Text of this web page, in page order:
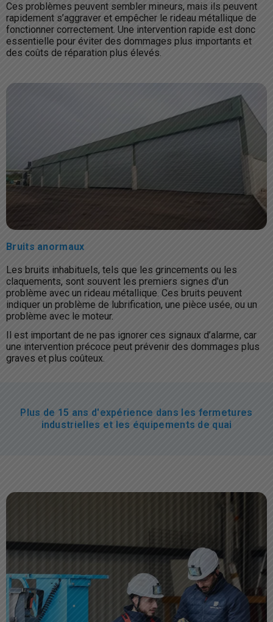
Ces problèmes peuvent sembler mineurs, mais ils peuvent
rapidement s’aggraver et empêcher le rideau métallique de
fonctionner correctement. Une intervention rapide est donc
essentielle pour éviter des dommages plus importants et
des coûts de réparation plus élevés.
Bruits anormaux
Les bruits inhabituels, tels que les grincements ou les
claquements, sont souvent les premiers signes d’un
problème avec un rideau métallique. Ces bruits peuvent
indiquer un problème de lubrification, une pièce usée, ou un
problème avec le moteur.
Il est important de ne pas ignorer ces signaux d’alarme, car
une intervention précoce peut prévenir des dommages plus
graves et plus coûteux.
Plus de 15 ans d'expérience dans les fermetures
industrielles et les équipements de quai